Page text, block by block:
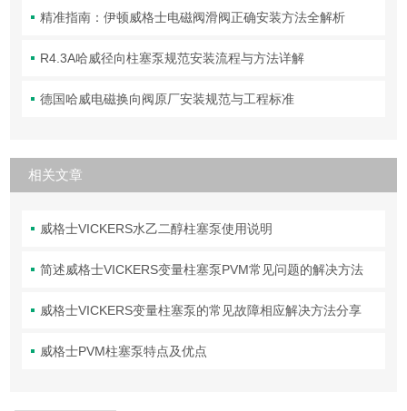
精准指南：伊顿威格士电磁阀滑阀正确安装方法全解析
R4.3A哈威径向柱塞泵规范安装流程与方法详解
德国哈威电磁换向阀原厂安装规范与工程标准
相关文章
威格士VICKERS水乙二醇柱塞泵使用说明
简述威格士VICKERS变量柱塞泵PVM常见问题的解决方法
威格士VICKERS变量柱塞泵的常见故障相应解决方法分享
威格士PVM柱塞泵特点及优点